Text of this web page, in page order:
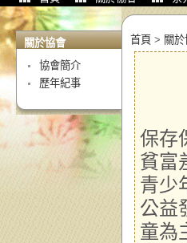
關於協會
協會簡介
歷年紀事
首頁 > 關
保存
貧富
青少
公益
童為